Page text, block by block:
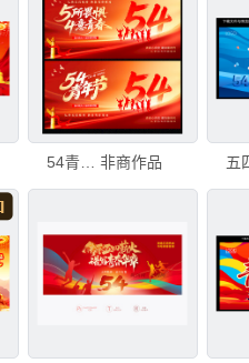
54青年节展板 非商作品